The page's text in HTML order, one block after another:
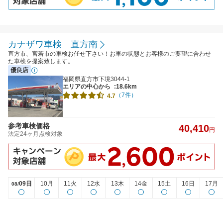
カナザワ車検 直方南
直方市、宮若市の車検お任せ下さい！お車の状態とお客様のご要望に合わせ
た車検を提案致します。
優良店
福岡県直方市下境3044-1
エリアの中心から
:18.6km
4.7 （7件）
参考車検価格
法定24ヶ月点検対象 40,410円
08/09日 10月 11火 12水 13木 14金 15土 16日 17月